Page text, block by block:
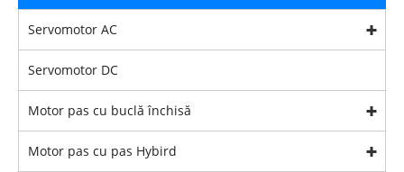
Servomotor AC
Servomotor DC
Motor pas cu buclă închisă
Motor pas cu pas Hybird